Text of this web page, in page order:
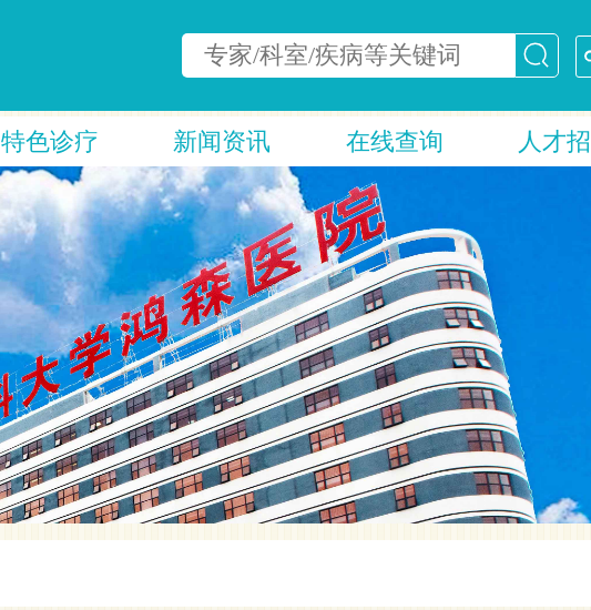
特色诊疗 新闻资讯 在线查询 人才